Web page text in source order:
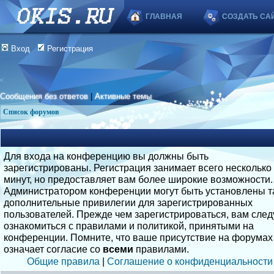
ГЛАВНАЯ СОЗДАТЬ
Вход Регистрация
Сообщения без ответов |Активные темы
Список форумов
Для входа на конференцию вы должны быть
зарегистрированы. Регистрация занимает всего несколько
минут, но предоставляет вам более широкие возможности.
Администратором конференции могут быть установлены
дополнительные привилегии для зарегистрированных
пользователей. Прежде чем зарегистрироваться, вам
ознакомиться с правилами и политикой, принятыми на
конференции. Помните, что ваше присутствие на форумах
означает согласие со всеми правилами.
Общие правила | Соглашение о конфиденциальности